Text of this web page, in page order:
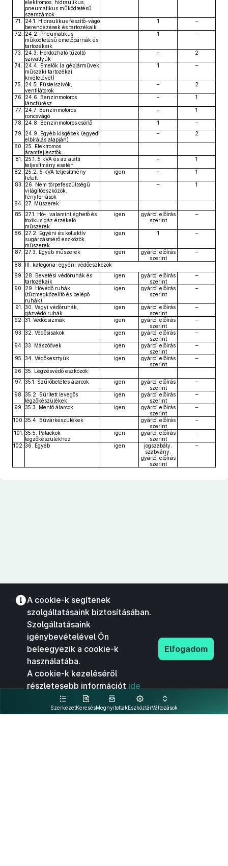
elektromos, hidraulikus,
pneumatikus működtetésű
szerszámok:
71.
24.1. Hidraulikus feszítő-vágó
berendezések és tartozékaik
1 –
72.
24.2. Pneumatikus
működtetésű emelőpárnák és
tartozékaik
1 –
73.
24.3. Hordozható tűzoltó
szivattyúk
– 2
74.
24.4. Emelők (a gépjárművek
műszaki tartozékai
kivételével)
1 –
75.
24.5. Füstelszívók,
ventilátorok
– 2
76.
24.6. Benzinmotoros
láncfűrész
– 1
77.
24.7. Benzinmotoros
roncsvágó
– 1
78. 24.8. Benzinmotoros csörlő 1
–
79.
24.9. Egyéb kisgépek (egyedi
elbírálás alapján)
– 2
80.
25. Elektromos
áramfejlesztők:
81.
25.1. 5 kVA és az alatti
teljesítmény esetén
– 1
82.
25.2. 5 kVA teljesítmény
felett
igen – 1
83.
26. Nem törpefeszültségű
világítóeszközök,
fényforrások
– 1
84.
27. Műszerek:
85.
27.1. Hő-, valamint éghető és
toxikus gáz érzékelő
műszerek
igen
gyártói előírás
szerint
–
86.
27.2. Egyéni és kollektív
sugárzásmérő eszközök,
műszerek
igen 1 –
87. 27.3. Egyéb műszerek igen
gyártói előírás
szerint
–
88.
III. kategória: egyéni védőeszközök
89.
28. Bevetési védőruhák és
tartozékaik
igen
gyártói előírás
szerint
–
90.
29. Hővédő ruhák
(tűzmegközelítő és belépő
ruhák)
igen
gyártói előírás
szerint
–
91.
30. Vegyi védőruhák,
gázvédő ruhák
igen
gyártói előírás
szerint
–
92. 31. Védőcsizmák igen
gyártói előírás
szerint
–
93. 32. Védősisakok igen
gyártói előírás
szerint
–
94. 33. Mászóövek igen
gyártói előírás
szerint
–
95. 34. Védőkesztyűk igen
gyártói előírás
szerint
–
96.
35. Légzésvédő eszközök:
97.
35.1. Szűrőbetétes álarcok igen
gyártói előírás
szerint
–
98.
35.2. Sűrített levegős
légzőkészülékek
igen
gyártói előírás
szerint
–
99. 35.3. Mentő álarcok igen
gyártói előírás
szerint
–
100. 35.4. Búvárkészülékek
gyártói előírás
szerint
–
101. 35.5. Palackok
légzőkészülékhez
igen
gyártói előírás
szerint
–
102. 36. Egyéb igen
jogszabály,
szabvány,
gyártói előírás
szerint
–
SzerkezetKeresésMegnyitottakEszköztárVáltozások
A cookie-k segítenek
szolgáltatásaink biztosításában.
Szolgáltatásaink
igénybevételével Ön
beleegyezik a cookie-k
használatába.
A cookie-k kezeléséről
részletesebb információt ide
kattintva olvashat.
Elfogadom